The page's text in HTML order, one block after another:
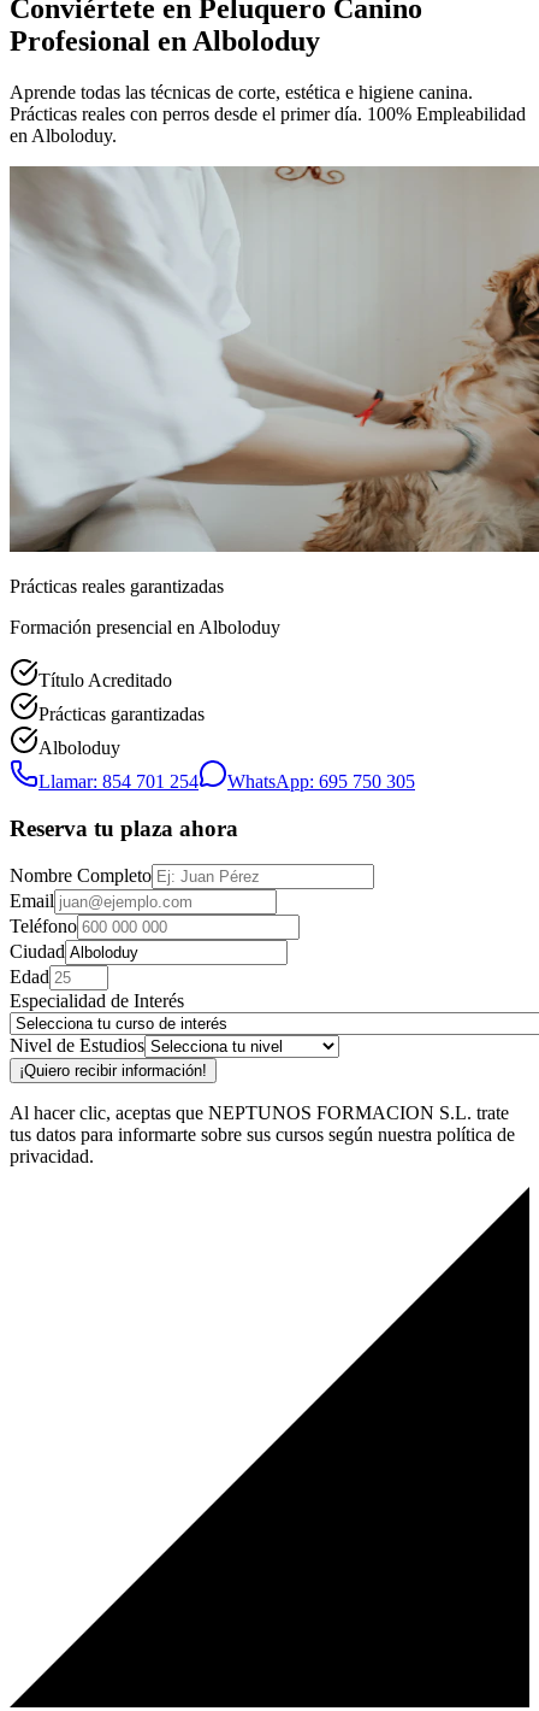
Conviértete en Peluquero Canino
Profesional en Alboloduy
Aprende todas las técnicas de corte, estética e higiene canina.
Prácticas reales con perros desde el primer día. 100% Empleabilidad
en Alboloduy.
Prácticas reales garantizadas
Formación presencial en Alboloduy
Título Acreditado
Prácticas garantizadas
Alboloduy
Llamar: 854 701 254
WhatsApp: 695 750 305
Reserva tu plaza ahora
Nombre Completo
Email
Teléfono
Ciudad
Edad
Especialidad de Interés
Nivel de Estudios
¡Quiero recibir información!
Al hacer clic, aceptas que NEPTUNOS FORMACION S.L. trate
tus datos para informarte sobre sus cursos según nuestra política de
privacidad.